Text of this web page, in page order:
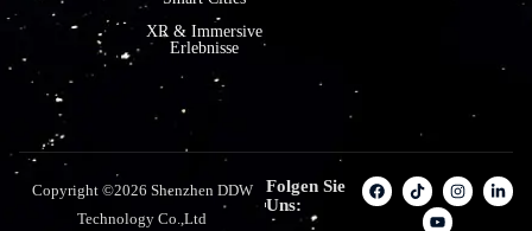
XR & Immersive
Erlebnisse
Copyright ©2026 Shenzhen DDW
Technology Co.,Ltd
Folgen Sie
Uns: